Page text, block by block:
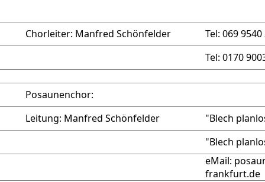
Chorleiter: Manfred Schönfelder
Tel: 069 9540
Tel: 0170
Posaunenchor:
Leitung: Manfred Schönfelder
"Blech
"Blech
eMail:
frankfurt.de